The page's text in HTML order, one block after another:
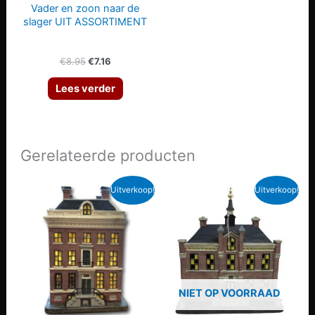
Vader en zoon naar de
slager UIT ASSORTIMENT
€8.95Oorspronkelijke
was:
€8.95.
€7.16Huidige
is:
€7.16.
Lees verder
Gerelateerde producten
Uitverkoop! Uitverkoop!
NIET OP VOORRAAD